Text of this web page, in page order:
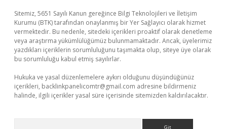
Sitemiz, 5651 Sayılı Kanun gereğince Bilgi Teknolojileri ve İletişim
Kurumu (BTK) tarafından onaylanmış bir Yer Sağlayıcı olarak hizmet
vermektedir. Bu nedenle, sitedeki içerikleri proaktif olarak denetleme
veya araştırma yükümlülüğümüz bulunmamaktadır. Ancak, üyelerimiz
yazdıkları içeriklerin sorumluluğunu taşımakta olup, siteye üye olarak
bu sorumluluğu kabul etmiş sayılırlar.
Hukuka ve yasal düzenlemelere aykırı olduğunu düşündüğünüz
içerikleri, backlinkpanelicomtr@gmail.com adresine bildirmeniz
halinde, ilgili içerikler yasal süre içerisinde sitemizden kaldırılacaktır.